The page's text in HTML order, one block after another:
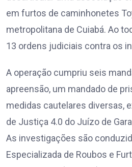
em furtos de caminhonetes
metropolitana de Cuiabá. Ao
13 ordens judiciais contra os
A operação cumpriu seis
apreensão, um mandado de
medidas cautelares diversas,
de Justiça 4.0 do Juízo de
As investigações são
Especializada de Roubos e